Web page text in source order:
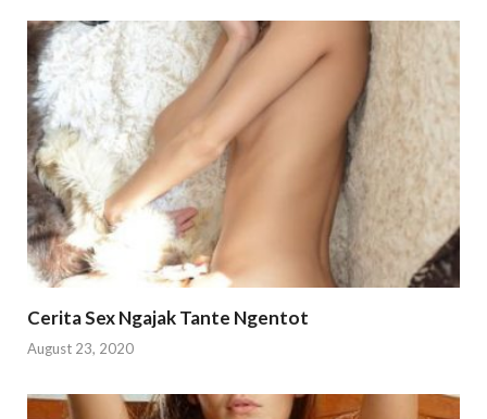
Cerita Sex Ngajak Tante Ngentot
August 23, 2020